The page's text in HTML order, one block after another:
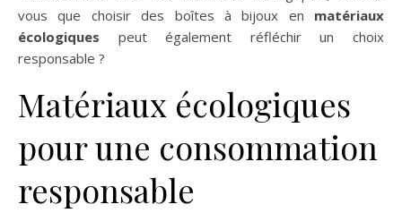
vous que choisir des boîtes à bijoux en matériaux
écologiques peut également réfléchir un choix
responsable ?
Matériaux écologiques
pour une consommation
responsable